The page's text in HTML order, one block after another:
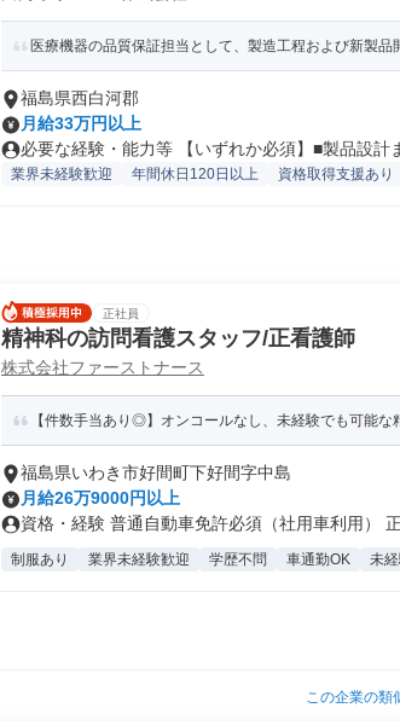
医療機器の品質保証担当として、製造工程および新製
福島県西白河郡
月給33万円以上
必要な経験・能力等 【いずれか必須】■製品設計
業界未経験歓迎 年間休日120日以上 資格取得支援あり
正社員
精神科の訪問看護スタッフ/正看護師
株式会社ファーストナース
【件数手当あり◎】オンコールなし、未経験でも可能
福島県いわき市好間町下好間字中島
月給26万9000円以上
資格・経験 普通自動車免許必須（社用車利用）
制服あり 業界未経験歓迎 学歴不問 車通勤OK 未
この企業の類